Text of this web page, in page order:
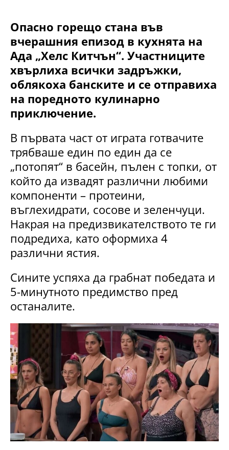
Опасно горещо стана във
вчерашния епизод в кухнята на
Ада „Хелс Китчън“. Участниците
хвърлиха всички задръжки,
облякоха банските и се отправиха
на поредното кулинарно
приключение.
В първата част от играта готвачите
трябваше един по един да се
„потопят“ в басейн, пълен с топки, от
който да извадят различни любими
компоненти – протеини,
въглехидрати, сосове и зеленчуци.
Накрая на предизвикателството те ги
подредиха, като оформиха 4
различни ястия.
Сините успяха да грабнат победата и
5-минутното предимство пред
останалите.